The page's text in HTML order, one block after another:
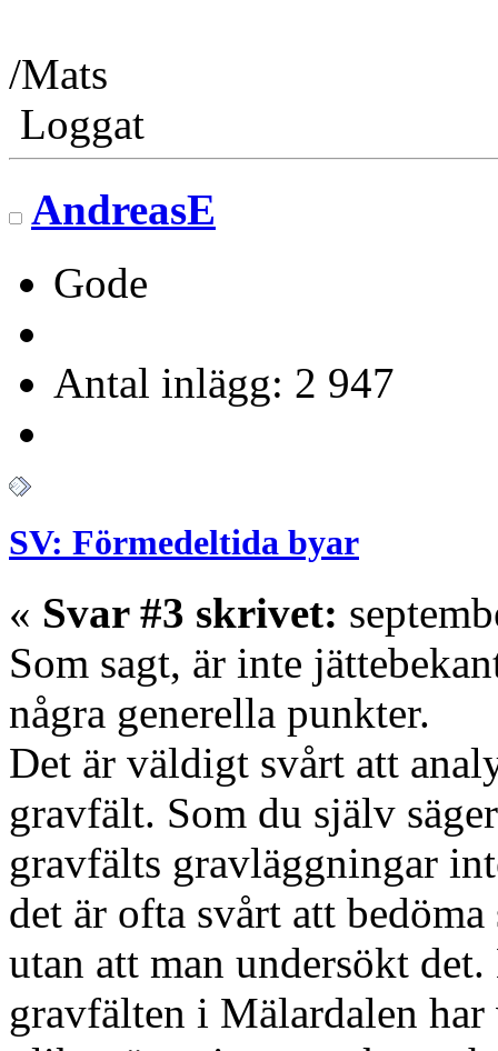
/Mats
Loggat
AndreasE
Gode
Antal inlägg: 2 947
SV: Förmedeltida byar
« Svar #3 skrivet:
Som sagt, är inte
några generella punkter.
Det är väldigt svårt att
gravfält. Som du själv
gravfälts gravläggningar
det är ofta svårt att
utan att man undersökt
gravfälten i Mälardalen